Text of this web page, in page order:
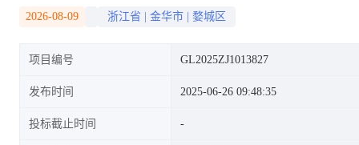
2026-08-09 浙江省 金华市 婺城区
项目编号 GL2025ZJ1013827
发布时间 2025-06-26 09:48:35
投标截止时间